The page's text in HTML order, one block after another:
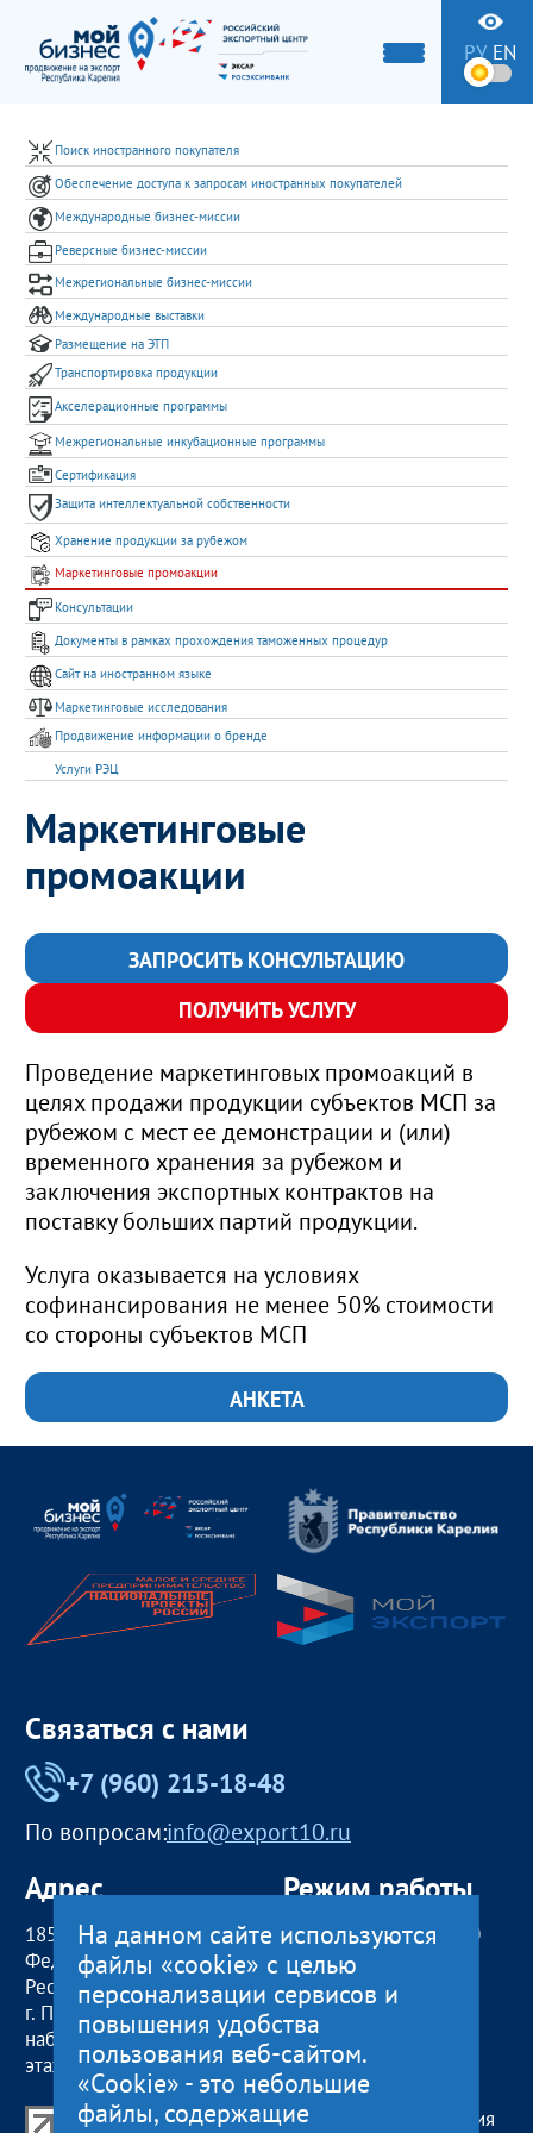
РУ EN
Поиск иностранного покупателя
Обеспечение доступа к запросам иностранных покупателей
Международные бизнес-миссии
Реверсные бизнес-миссии
Межрегиональные бизнес-миссии
Международные выставки
Размещение на ЭТП
Транспортировка продукции
Акселерационные программы
Межрегиональные инкубационные программы
Сертификация
Защита интеллектуальной собственности
Хранение продукции за рубежом
Маркетинговые промоакции
Консультации
Документы в рамках прохождения таможенных процедур
Сайт на иностранном языке
Маркетинговые исследования
Продвижение информации о бренде
Услуги РЭЦ
Маркетинговые
промоакции
ЗАПРОСИТЬ КОНСУЛЬТАЦИЮ
ПОЛУЧИТЬ УСЛУГУ
Проведение маркетинговых промоакций в
целях продажи продукции субъектов МСП за
рубежом с мест ее демонстрации и (или)
временного хранения за рубежом и
заключения экспортных контрактов на
поставку больших партий продукции.
Услуга оказывается на условиях
софинансирования не менее 50% стоимости
со стороны субъектов МСП
АНКЕТА
Связаться с нами
+7 (960) 215-18-48
По вопросам:info@export10.ru
Адрес
185000, Российская
Федерация,
Республика Карелия
г. Петрозаводск,
наб. Гюллинга, 11 / 2
этаж, офис 2
Режим работы
пн — чт:09:00 — 18:00
пт:09:00 — 17:00
обед с 13:00 до 14:00
сб, вс
Центр поддержки экспорта Республики Карелия
На данном сайте используются
файлы «cookie» с целью
персонализации сервисов и
повышения удобства
пользования веб-сайтом.
«Cookie» - это небольшие
файлы, содержащие